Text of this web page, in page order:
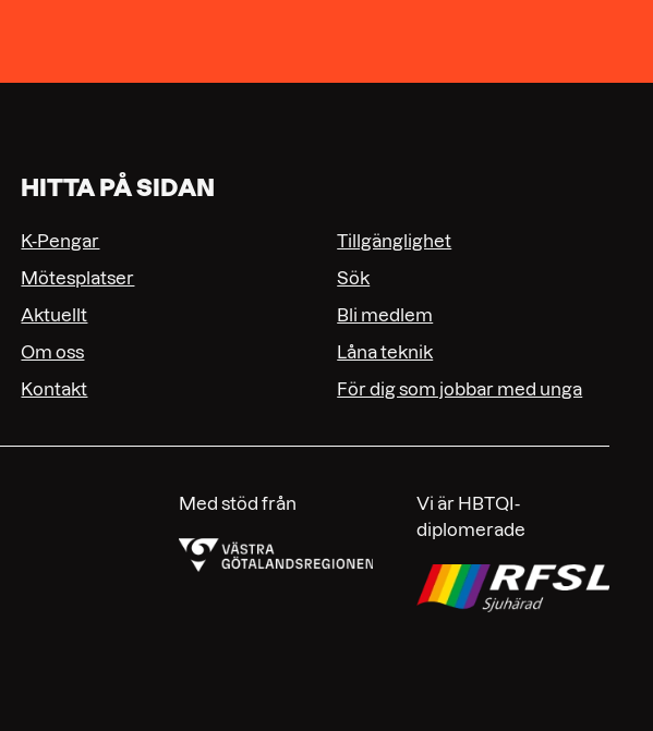
HITTA PÅ SIDAN
K-Pengar
Mötesplatser
Aktuellt
Om oss
Kontakt
Tillgänglighet
Sök
Bli medlem
Låna teknik
För dig som jobbar med unga
Med stöd från
Vi är HBTQI-
diplomerade